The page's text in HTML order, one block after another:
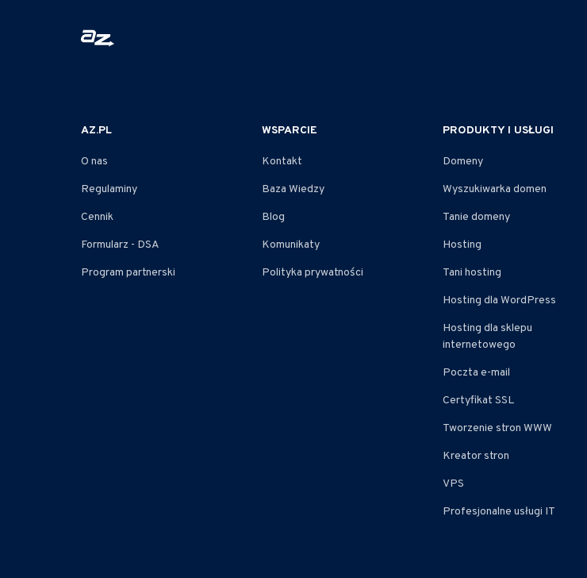
AZ.PL
O nas
Regulaminy
Cennik
Formularz - DSA
Program partnerski
WSPARCIE
Kontakt
Baza Wiedzy
Blog
Komunikaty
Polityka prywatności
PRODUKTY I USŁUGI
Domeny
Wyszukiwarka domen
Tanie domeny
Hosting
Tani hosting
Hosting dla WordPress
Hosting dla sklepu
internetowego
Poczta e-mail
Certyfikat SSL
Tworzenie stron WWW
Kreator stron
VPS
Profesjonalne usługi IT